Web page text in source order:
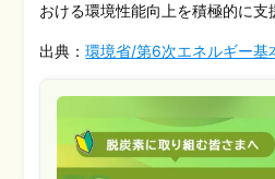
おける環境性能向上を積極的に支
出典：環境省/第6次エネルギー基